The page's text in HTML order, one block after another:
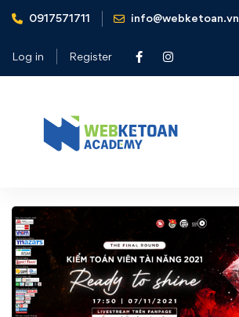
0917571711 info@webketoan.vn
Log in Register
Home
Tin tức - Sự kiện
Auditor Cup 2021
Chung
kết
cuộc